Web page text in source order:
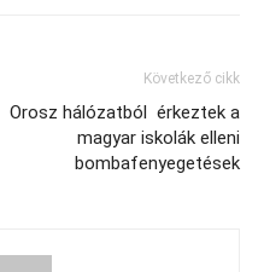
Következő cikk
Orosz hálózatból érkeztek a
magyar iskolák elleni
bombafenyegetések